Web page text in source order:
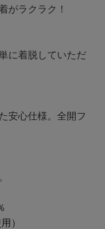
がラクラク！
に着脱していただ
安心仕様。全開フ
）